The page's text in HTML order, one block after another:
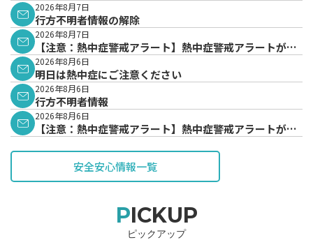
2026年8月7日
行方不明者情報の解除
2026年8月7日
【注意：熱中症警戒アラート】熱中症警戒アラートが発
表されています。
2026年8月6日
明日は熱中症にご注意ください
2026年8月6日
行方不明者情報
2026年8月6日
【注意：熱中症警戒アラート】熱中症警戒アラートが発
安全安心情報一覧
PICKUP
ピックアップ